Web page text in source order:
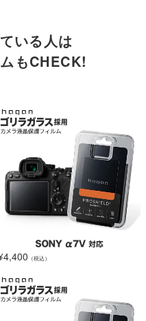
いる人は
もCHECK!
4,400 （税込）